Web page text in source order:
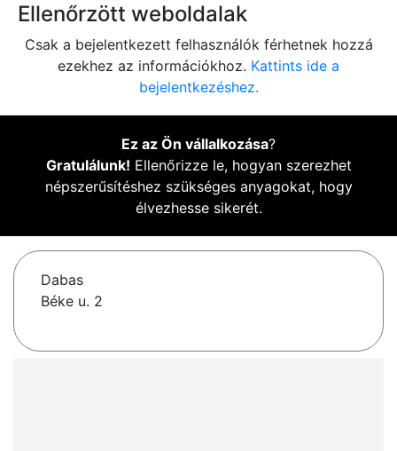
Ellenőrzött weboldalak
Csak a bejelentkezett felhasználók férhetnek hozzá
ezekhez az információkhoz. Kattints ide a
bejelentkezéshez.
Ez az Ön vállalkozása?
Gratulálunk! Ellenőrizze le, hogyan szerezhet
népszerűsítéshez szükséges anyagokat, hogy
élvezhesse sikerét.
Dabas
Béke u. 2